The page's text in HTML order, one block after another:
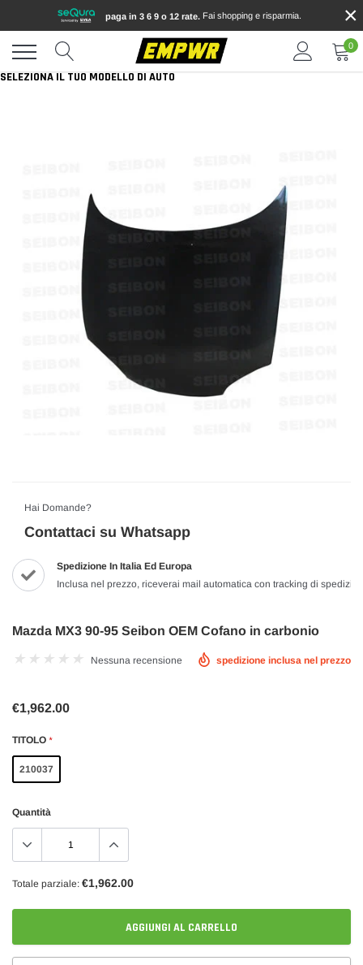
contenuti
paga in 3 6 9 o 12 rate. Fai shopping e risparmia. ×
0
SELEZIONA IL TUO MODELLO DI AUTO
Hai Domande?
Contattaci su Whatsapp
Spedizione In Italia Ed Europa
Inclusa nel prezzo, riceverai mail automatica con tracking di
Mazda MX3 90-95 Seibon OEM Cofano in carbonio
Nessuna recensione spedizione inclusa nel prezzo
€1,962.00
TITOLO *
210037
Quantità
Totale parziale: €1,962.00
AGGIUNGI AL CARRELLO